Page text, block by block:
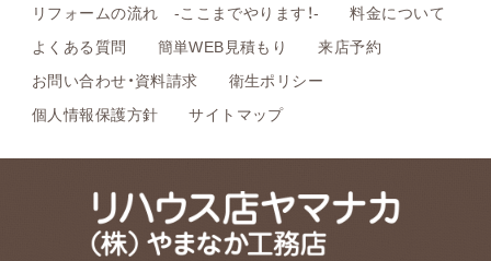
リフォームの流れ -ここまでやります！-
料金について
よくある質問
簡単WEB見積もり
来店予約
お問い合わせ・資料請求
衛生ポリシー
個人情報保護方針
サイトマップ